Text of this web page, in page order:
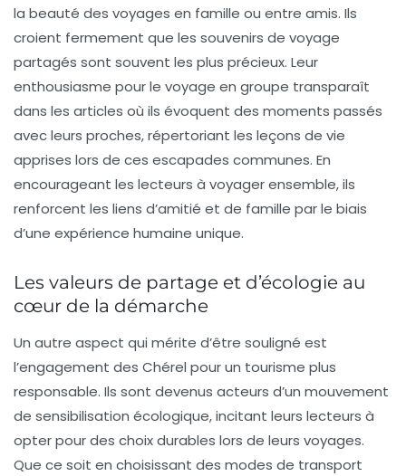
la beauté des voyages en famille ou entre amis. Ils
croient fermement que les souvenirs de voyage
partagés sont souvent les plus précieux. Leur
enthousiasme pour le voyage en groupe transparaît
dans les articles où ils évoquent des moments passés
avec leurs proches, répertoriant les leçons de vie
apprises lors de ces escapades communes. En
encourageant les lecteurs à voyager ensemble, ils
renforcent les liens d’amitié et de famille par le biais
d’une expérience humaine unique.
Les valeurs de partage et d’écologie au
cœur de la démarche
Un autre aspect qui mérite d’être souligné est
l’engagement des Chérel pour un tourisme plus
responsable. Ils sont devenus acteurs d’un mouvement
de sensibilisation écologique, incitant leurs lecteurs à
opter pour des choix durables lors de leurs voyages.
Que ce soit en choisissant des modes de transport